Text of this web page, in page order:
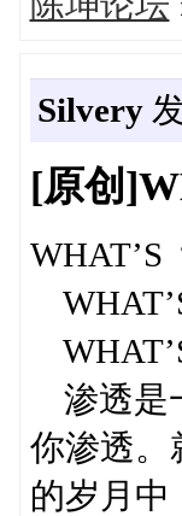
Silvery
[原创
WHAT’S
渗透是
你渗透
的岁月